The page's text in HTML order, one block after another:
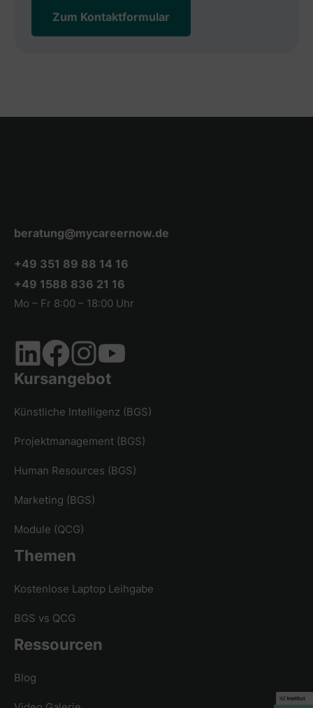
Zum Kontaktformular
beratung@mycareernow.de
+49 351 89 88 14 16
+49 1588 836 21 16
Mo – Fr 8:00 – 18:00 Uhr
Kursangebot
Künstliche Intelligenz (BGS)
Projektmanagement (BGS)
Human Resources (BGS)
Marketing (BGS)
Module (QCG)
Themen
Kostenlose Laptop Leihgabe
BGS vs QCG
Ressourcen
Blog